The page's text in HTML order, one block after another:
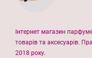
Інтернет магазин
товарів та аксесуарів.
2018 року.